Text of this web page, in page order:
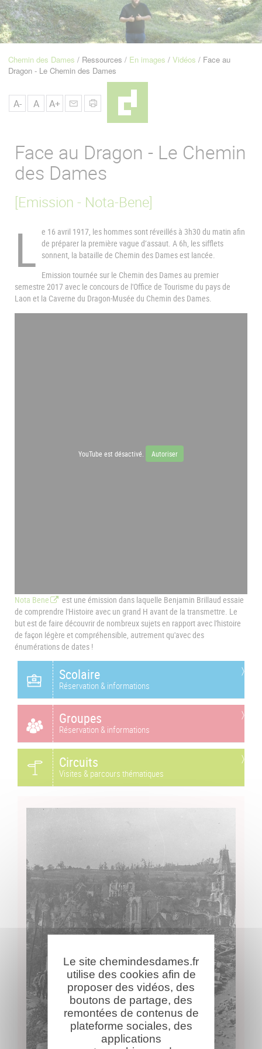
Navigation
Fil
Chemin des Dames Ressources En images Vidéos Face au
Dragon - Le Chemin des Dames
A- A A+
Face au Dragon - Le Chemin
des Dames
[Emission - Nota-Bene]
L e 16 avril 1917, les hommes sont réveillés à 3h30 du matin afin
de préparer la première vague d’assaut. A 6h, les sifflets
sonnent, la bataille de Chemin des Dames est lancée.
Emission tournée sur le Chemin des Dames au premier
semestre 2017 avec le concours de l'Office de Tourisme du pays de
Laon et la Caverne du Dragon-Musée du Chemin des Dames.
YouTube est désactivé. Autoriser
Nota Bene
est une émission dans laquelle Benjamin Brillaud essaie
de comprendre l'Histoire avec un grand H avant de la transmettre. Le
but est de faire découvrir de nombreux sujets en rapport avec l'histoire
de façon légère et compréhensible, autrement qu'avec des
énumérations de dates !
Scolaire
Réservation & informations
Groupes
Réservation & informations
Circuits
Visites & parcours thématiques
Le site chemindesdames.fr
utilise des cookies afin de
proposer des vidéos, des
boutons de partage, des
remontées de contenus de
plateforme sociales, des
applications